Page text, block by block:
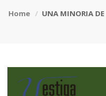
Home UNA MINORIA DE